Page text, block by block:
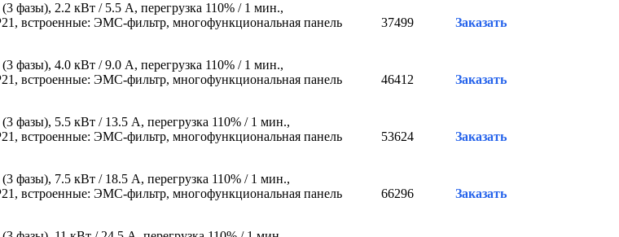
фазы), 2.2 кВт / 5.5 A, перегрузка 110% / 1 мин.,
встроенные: ЭМС-фильтр, многофункциональная панель
37499 Заказать
фазы), 4.0 кВт / 9.0 A, перегрузка 110% / 1 мин.,
встроенные: ЭМС-фильтр, многофункциональная панель
46412 Заказать
фазы), 5.5 кВт / 13.5 A, перегрузка 110% / 1 мин.,
встроенные: ЭМС-фильтр, многофункциональная панель
53624 Заказать
фазы), 7.5 кВт / 18.5 A, перегрузка 110% / 1 мин.,
встроенные: ЭМС-фильтр, многофункциональная панель
66296 Заказать